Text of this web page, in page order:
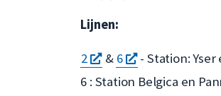
Lijnen:
2
opent
een
& 6
opent
een
- Station:
6 : Station Belgica en